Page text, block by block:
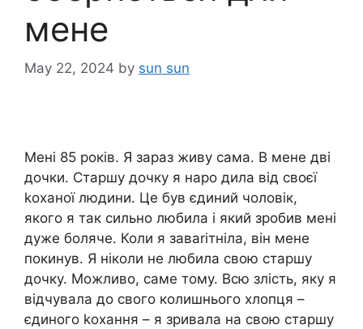
мене
May 22, 2024 by sun sun
Мені 85 років. Я зараз живу сама. В мене дві
дочки. Старшу дочку я наро дила від своєї
kоханої людини. Це був єдиний чоловік,
якого я так сильно любила і який зробив мені
дуже боляче. Коли я заваrітніла, він мене
покинув. Я ніколи не любила свою старшу
дочку. Можливо, саме тому. Всю злість, яку я
відчувала до свого колишнього хлопця –
єдиного kохання – я зривала на свою старшу